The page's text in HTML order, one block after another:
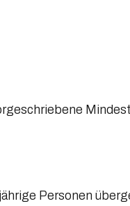
Personen